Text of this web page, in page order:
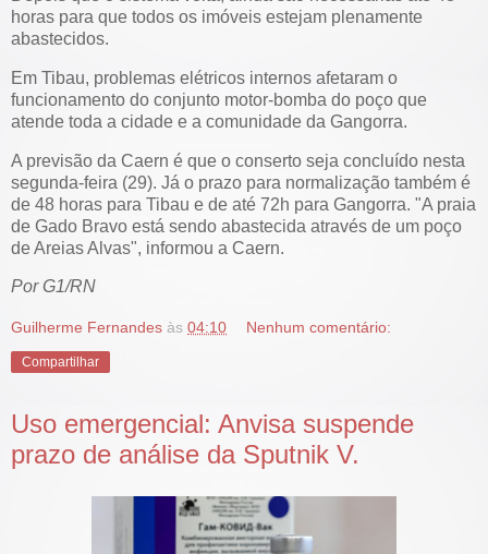
horas para que todos os imóveis estejam plenamente
abastecidos.
Em Tibau, problemas elétricos internos afetaram o
funcionamento do conjunto motor-bomba do poço que
atende toda a cidade e a comunidade da Gangorra.
A previsão da Caern é que o conserto seja concluído nesta
segunda-feira (29). Já o prazo para normalização também é
de 48 horas para Tibau e de até 72h para Gangorra. "A praia
de Gado Bravo está sendo abastecida através de um poço
de Areias Alvas", informou a Caern.
Por G1/RN
Guilherme Fernandes às 04:10 Nenhum comentário:
Compartilhar
Uso emergencial: Anvisa suspende
prazo de análise da Sputnik V.